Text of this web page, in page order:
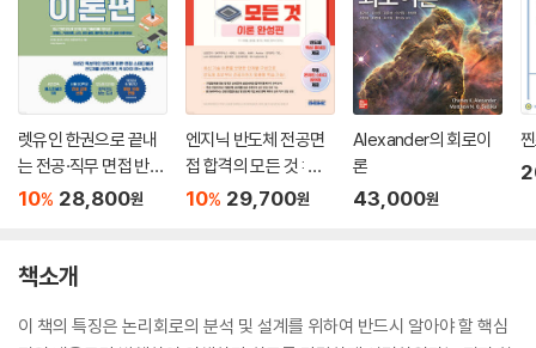
렛유인 한권으로 끝내
는 전공·직무 면접 반도
체 이론편
10% 28,800원
엔지닉 반도체 전공면
접 합격의 모든 것 : 이
론 완성편
10% 29,700원
Alexander의 회로이
론
43,000원
책소개
이 책의 특징은 논리회로의 분석 및 설계를 위하여 반드시 알아야 할 핵심